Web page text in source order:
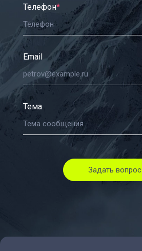
Телефон*
Email
Тема
Задать вопрос